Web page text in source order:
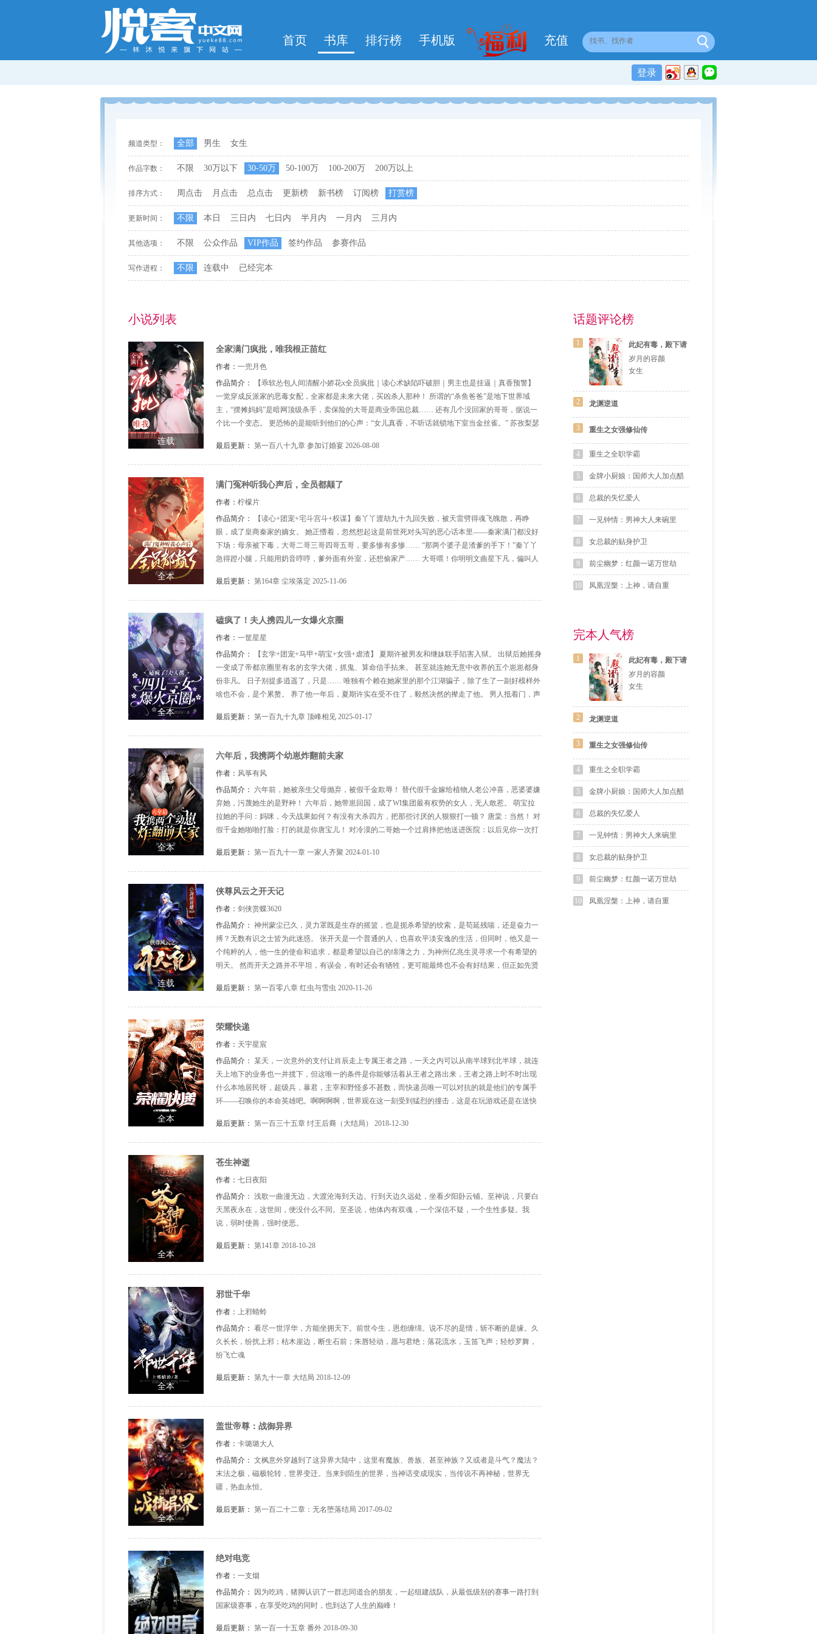
首页 书库 排行榜 手机版 充值
登录
频道类型： 全部 男生 女生
作品字数： 不限 30万以下 30-50万 50-100万 100-200万 200万以上
排序方式： 周点击 月点击 总点击 更新榜 新书榜 订阅榜 打赏榜
更新时间： 不限 本日 三日内 七日内 半月内 一月内 三月内
其他选项： 不限 公众作品 VIP作品 签约作品 参赛作品
写作进程： 不限 连载中 已经完本
小说列表
连载
全家满门疯批，唯我根正苗红
作者： 一兜月色
作品简介：
【乖软怂包人间清醒小娇花x全员疯批｜读心术缺陷吓破胆｜男主也是挂逼｜真香预警】
一觉穿成反派家的恶毒女配，全家都是未来大佬，买凶杀人那种！ 所谓的“杀鱼爸爸”是地下世界域
主，“摆摊妈妈”是暗网顶级杀手，卖保险的大哥是商业帝国总裁…… 还有几个没回家的哥哥，据说一
个比一个变态。 更恐怖的是能听到他们的心声：“女儿真香，不听话就锁地下室当金丝雀。” 苏孜梨瑟
她以为抱上了男主大腿，结果却是全书最变态的反派傅肆...
最后更新： 第一百八十九章 参加订婚宴 2026-08-08
全本
满门冤种听我心声后，全员都颠了
作者： 柠檬片
作品简介：
【读心+团宠+宅斗宫斗+权谋】秦丫丫渡劫九十九回失败，被天雷劈得魂飞魄散，再睁
眼，成了皇商秦家的嫡女。 她正懵着，忽然想起这是前世死对头写的恶心话本里——秦家满门都没好
下场：母亲被下毒，大哥二哥三哥四哥五哥，要多惨有多惨…… “那两个婆子是渣爹的手下！”秦丫丫
急得蹬小腿，只能用奶音哼哼，爹外面有外室，还想偷家产…… 大哥喂！你明明文曲星下凡，偏叫人
江湖争斗，落得个马革裹尸都没全乎！ 五哥哎！你不过不小心误杀...
最后更新： 第164章 尘埃落定 2025-11-06
全本
磕疯了！夫人携四儿一女爆火京圈
作者： 一筐星星
作品简介：
【玄学+团宠+马甲+萌宝+女强+虐渣】 夏期许被男友和继妹联手陷害入狱。 出狱后她摇身
一变成了帝都京圈里有名的玄学大佬，抓鬼、算命信手拈来。 甚至就连她无意中收养的五个崽崽都身
份非凡。 日子别提多逍遥了，只是…… 唯独有个赖在她家里的那个江湖骗子，除了生了一副好模样外
啥也不会，是个累赘。 养了他一年后，夏期许实在受不住了，毅然决然的撵走了他。 男人抵着门，声
门纠缠，夏期许无奈之下自称是那位神秘的殷家家主的...
最后更新： 第一百九十九章 顶峰相见 2025-01-17
全本
六年后，我携两个幼崽炸翻前夫家
作者： 风筝有风
作品简介： 六年前，她被亲生父母抛弃，被假千金欺辱！ 替代假千金嫁给植物人老公冲喜，恶婆婆嫌
弃她，污蔑她生的是野种！ 六年后，她带崽回国，成了WI集团最有权势的女人，无人敢惹。 萌宝拉
拉她的手问：妈咪，今天战果如何？有没有大杀四方，把那些讨厌的人狠狠打一顿？ 唐棠：当然！ 对
假千金她啪啪打脸：打的就是你唐宝儿！ 对冷漠的二哥她一个过肩摔把他送进医院：以后见你一次打
前夫哥穆宴她敬而远之：有老婆的人，滚远些！ 可两个跟穆...
最后更新： 第一百九十一章 一家人齐聚 2024-01-10
连载
侠尊风云之开天记
作者： 剑侠赏蝶3620
作品简介： 神州蒙尘已久，灵力罩既是生存的摇篮，也是扼杀希望的绞索，是苟延残喘，还是奋力一
搏？无数有识之士皆为此迷惑。 张开天是一个普通的人，也喜欢平淡安逸的生活，但同时，他又是一
个纯粹的人，他一生的使命和追求，都是希望以自己的绵薄之力，为神州亿兆生灵寻求一个有希望的
明天。 然而开天之路并不平坦，有误会，有时还会有牺牲，更可能最终也不会有好结果，但正如先贤
有些事，终究还是需要有人去做的。
最后更新： 第一百零八章 红虫与雪虫 2020-11-26
全本
荣耀快递
作者： 天宇星宸
作品简介： 某天，一次意外的支付让肖辰走上专属王者之路，一天之内可以从南半球到北半球，就连
天上地下的业务也一并揽下，但这唯一的条件是你能够活着从王者之路出来，王者之路上时不时出现
什么本地居民呀，超级兵，暴君，主宰和野怪多不甚数，而快递员唯一可以对抗的就是他们的专属手
环——召唤你的本命英雄吧。啊啊啊啊，世界观在这一刻受到猛烈的撞击，这是在玩游戏还是在送快
最后更新： 第一百三十五章 纣王后裔（大结局） 2018-12-30
全本
苍生神逝
作者： 七日夜阳
作品简介： 浅歌一曲漫无边，大渡沧海到天边。行到天边久远处，坐看夕阳卧云铺。至神说，只要白
天黑夜永在，这世间，便没什么不同。至圣说，他体内有双魂，一个深信不疑，一个生性多疑。我
说，弱时使善，强时使恶。
最后更新： 第141章 2018-10-28
全本
邪世千华
作者： 上邪蜻蛉
作品简介： 看尽一世浮华，方能坐拥天下。前世今生，恩怨缠绵。说不尽的是情，斩不断的是缘。久
久长长，纷扰上邪；枯木崖边，断生石前；朱唇轻动，愿与君绝；落花流水，玉笛飞声；轻纱罗舞，
纷飞亡魂
最后更新： 第九十一章 大结局 2018-12-09
全本
盖世帝尊：战御异界
作者： 卡璐璐大人
作品简介： 文枫意外穿越到了这异界大陆中，这里有魔族、兽族、甚至神族？又或者是斗气？魔法？
末法之极，磁极轮转，世界变迁。当来到陌生的世界，当神话变成现实，当传说不再神秘，世界无
疆，热血永恒。
最后更新： 第一百二十二章：无名堕落结局 2017-09-02
绝对电竞
作者： 一支烟
作品简介：
因为吃鸡，猪脚认识了一群志同道合的朋友，一起组建战队，从最低级别的赛事一路打到
国家级赛事，在享受吃鸡的同时，也到达了人生的巅峰！
最后更新： 第一百一十五章 番外 2018-09-30
话题评论榜
1
此妃有毒，殿下请
慎重
岁月的容颜
女生
2 龙渊逆道
3 重生之女强修仙传
4 重生之全职学霸
5 金牌小厨娘：国师大人加点醋
6 总裁的失忆爱人
7 一见钟情：男神大人来碗里
8 女总裁的贴身护卫
9 前尘幽梦：红颜一诺万世劫
10 凤凰涅槃：上神，请自重
完本人气榜
1
此妃有毒，殿下请
慎重
岁月的容颜
女生
2 龙渊逆道
3 重生之女强修仙传
4 重生之全职学霸
5 金牌小厨娘：国师大人加点醋
6 总裁的失忆爱人
7 一见钟情：男神大人来碗里
8 女总裁的贴身护卫
9 前尘幽梦：红颜一诺万世劫
10 凤凰涅槃：上神，请自重